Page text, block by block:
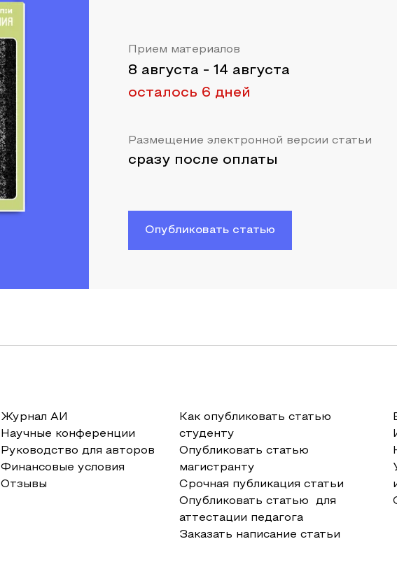
Прием материалов
8 августа - 14 августа
осталось 6 дней
Размещение электронной версии статьи
сразу после оплаты
Опубликовать статью
Журнал АИ
Научные конференции
Руководство для авторов
Финансовые условия
Отзывы
Как опубликовать статью
студенту
Опубликовать статью
магистранту
Срочная публикация статьи
Опубликовать статью для
аттестации педагога
Заказать написание статьи